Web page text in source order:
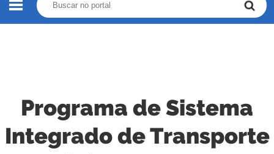
Programa de Sistema
Integrado de Transporte